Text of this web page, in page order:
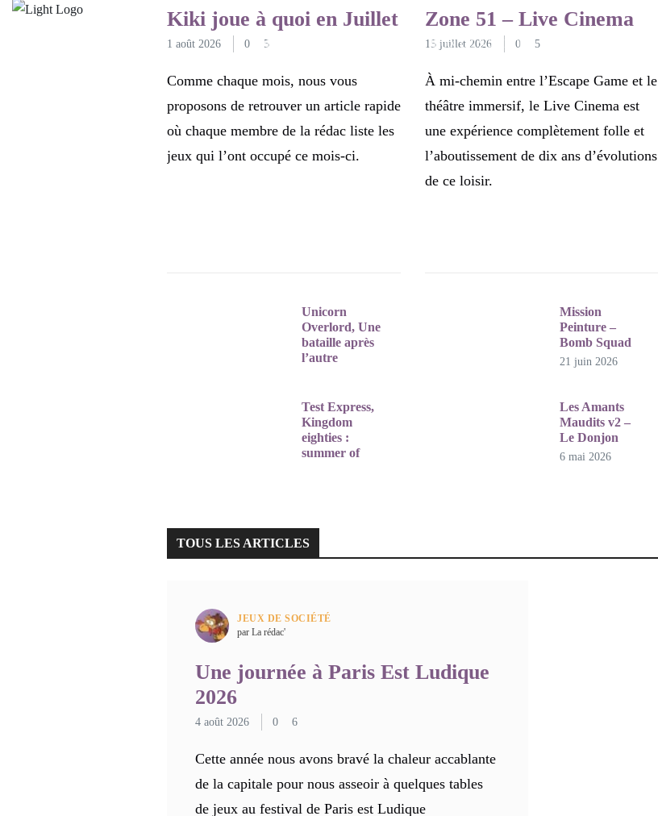
POLYGAMER JEUX DE SOCIÉTÉ
JEUX VIDÉO
Kiki joue à quoi en Juillet
1 août 2026 0 5
Comme chaque mois, nous vous
proposons de retrouver un article rapide
où chaque membre de la rédac liste les
jeux qui l’ont occupé ce mois-ci.
Unicorn
Overlord, Une
bataille après
l’autre
Test Express,
Kingdom
eighties :
summer of
ESCAPE GAMES
Zone 51 – Live Cinema
15 juillet 2026 0 5
À mi-chemin entre l’Escape Game et le
théâtre immersif, le Live Cinema est
une expérience complètement folle et
l’aboutissement de dix ans d’évolutions
de ce loisir.
Mission
Peinture –
Bomb Squad
21 juin 2026
Les Amants
Maudits v2 –
Le Donjon
6 mai 2026
TOUS LES ARTICLES
JEUX DE SOCIÉTÉ
par La rédac'
Une journée à Paris Est Ludique
2026
4 août 2026 0 6
Cette année nous avons bravé la chaleur accablante
de la capitale pour nous asseoir à quelques tables
de jeux au festival de Paris est Ludique